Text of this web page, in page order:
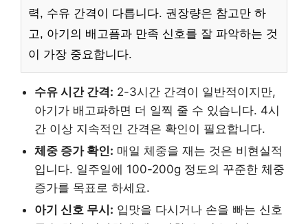
력, 수유 간격이 다릅니다. 권장량은 참고만 하
고, 아기의 배고픔과 만족 신호를 잘 파악하는 것
이 가장 중요합니다.
수유 시간 간격: 2-3시간 간격이 일반적이지만,
아기가 배고파하면 더 일찍 줄 수 있습니다. 4시
간 이상 지속적인 간격은 확인이 필요합니다.
체중 증가 확인: 매일 체중을 재는 것은 비현실적
입니다. 일주일에 100-200g 정도의 꾸준한 체중
증가를 목표로 하세요.
아기 신호 무시: 입맛을 다시거나 손을 빠는 신호